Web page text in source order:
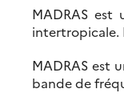
MADRAS
intertropicale.
MADRAS est
bande de